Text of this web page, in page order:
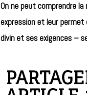
On ne peut comprendre
expression et leur permet
divin et ses exigences –